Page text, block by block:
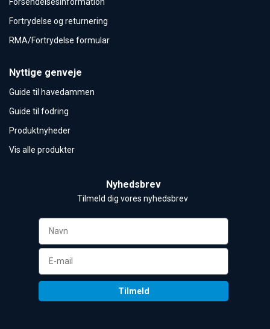
Fortrydelse og returnering
RMA/Fortrydelse formular
Nyttige genveje
Guide til havedammen
Guide til fodring
Produktnyheder
Vis alle produkter
Nyhedsbrev
Tilmeld dig vores nyhedsbrev
Tilmeld